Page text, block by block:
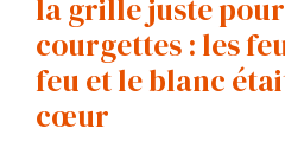
la grille juste
courgettes : les
feu et le blanc
cœur